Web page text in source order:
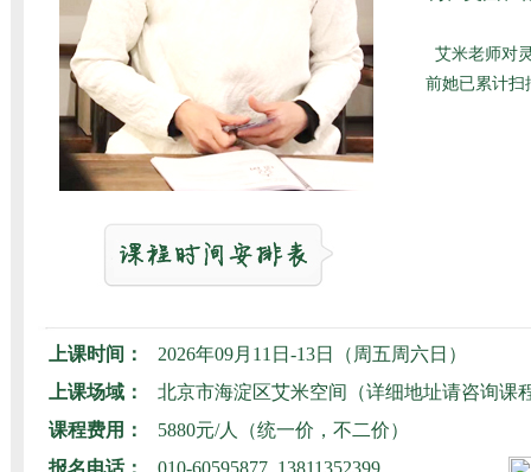
艾米老师对
前她已累计扫
上课时间：
2026年09月11日-13日（周五周六日）
上课场域：
北京市海淀区艾米空间（详细地址请咨询课
课程费用：
5880元/人（统一价，不二价）
报名电话：
010-60595877 13811352399